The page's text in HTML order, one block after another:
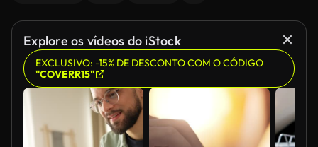
Explore os vídeos do iStock
EXCLUSIVO: -15% DE DESCONTO COM O CÓDIGO
"COVERR15"